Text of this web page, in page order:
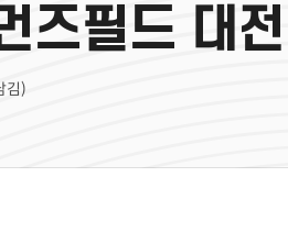
즈필드 대전
김)